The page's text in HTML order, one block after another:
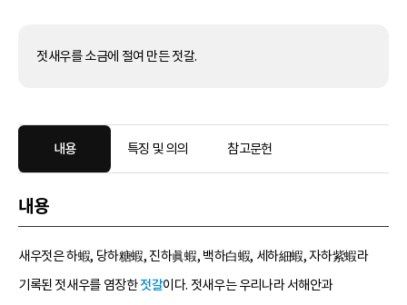
젓새우를 소금에 절여 만든 젓갈.
내용 특징 및 의의 참고문헌
내용
새우젓은 하蝦, 당하糖蝦, 진하眞蝦, 백하白蝦, 세하細蝦, 자하紫蝦라
기록된 젓새우를 염장한젓갈이다. 젓새우는 우리나라 서해안과